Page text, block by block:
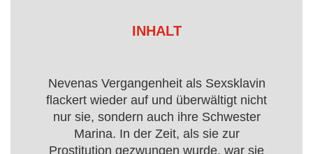
INHALT
Nevenas Vergangenheit als Sexsklavin
flackert wieder auf und überwältigt nicht
nur sie, sondern auch ihre Schwester
Marina. In der Zeit, als sie zur
Prostitution gezwungen wurde, war sie